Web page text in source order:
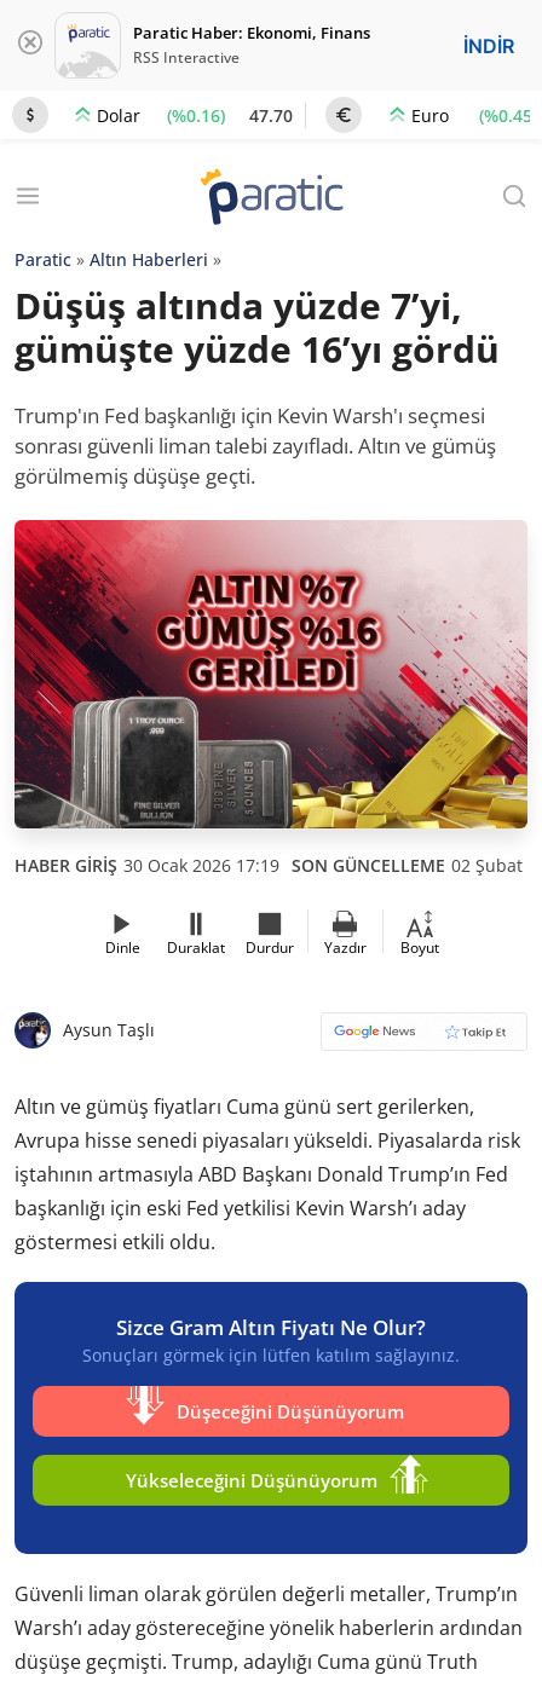
Paratic Haber: Ekonomi, Finans
RSS Interactive İNDİR
Dolar (%0.16) 47.70 Euro (%0.45)
Paratic » Altın Haberleri »
Düşüş altında yüzde 7’yi,
gümüşte yüzde 16’yı gördü
Trump'ın Fed başkanlığı için Kevin Warsh'ı seçmesi
sonrası güvenli liman talebi zayıfladı. Altın ve gümüş
görülmemiş düşüşe geçti.
HABER GİRİŞ 30 Ocak 2026 17:19 SON GÜNCELLEME 02 Şubat
Dinle Duraklat Durdur Yazdır Boyut
Aysun Taşlı
Altın ve gümüş fiyatları Cuma günü sert gerilerken,
Avrupa hisse senedi piyasaları yükseldi. Piyasalarda risk
iştahının artmasıyla ABD Başkanı Donald Trump’ın Fed
başkanlığı için eski Fed yetkilisi Kevin Warsh’ı aday
göstermesi etkili oldu.
Sizce Gram Altın Fiyatı Ne Olur?
Sonuçları görmek için lütfen katılım sağlayınız.
Düşeceğini Düşünüyorum
Yükseleceğini Düşünüyorum
Güvenli liman olarak görülen değerli metaller, Trump’ın
Warsh’ı aday göstereceğine yönelik haberlerin ardından
düşüşe geçmişti. Trump, adaylığı Cuma günü Truth